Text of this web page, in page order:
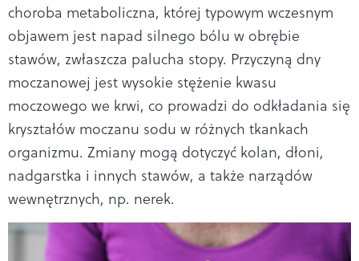
choroba metaboliczna, której typowym wczesnym
objawem jest napad silnego bólu w obrębie
stawów, zwłaszcza palucha stopy. Przyczyną dny
moczanowej jest wysokie stężenie kwasu
moczowego we krwi, co prowadzi do odkładania się
kryształów moczanu sodu w różnych tkankach
organizmu. Zmiany mogą dotyczyć kolan, dłoni,
nadgarstka i innych stawów, a także narządów
wewnętrznych, np. nerek.